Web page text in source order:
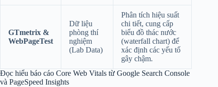
GTmetrix &
WebPageTest
Dữ liệu
phòng thí
nghiệm
(Lab Data)
Phân tích hiệu suất
chi tiết, cung cấp
biểu đồ thác nước
(waterfall chart) để
xác định các yếu tố
gây chậm.
Đọc hiểu báo cáo Core Web Vitals từ Google Search Console
và PageSpeed Insights